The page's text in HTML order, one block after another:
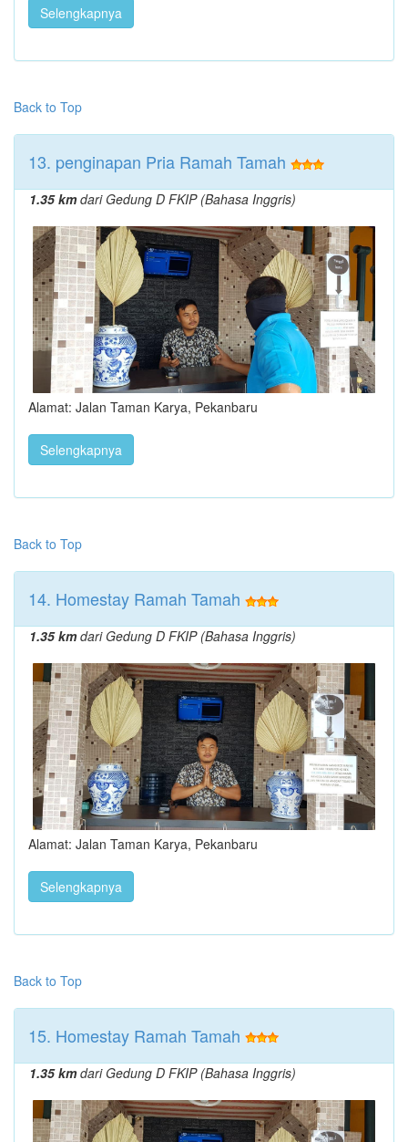
Selengkapnya
Back to Top
13. penginapan Pria Ramah Tamah
1.35 kmdari Gedung D FKIP (Bahasa Inggris)
Alamat: Jalan Taman Karya, Pekanbaru
Selengkapnya
Back to Top
14. Homestay Ramah Tamah
1.35 kmdari Gedung D FKIP (Bahasa Inggris)
Alamat: Jalan Taman Karya, Pekanbaru
Selengkapnya
Back to Top
15. Homestay Ramah Tamah
1.35 kmdari Gedung D FKIP (Bahasa Inggris)